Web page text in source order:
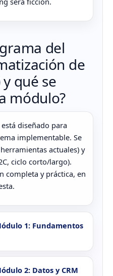
del
de
qué se
módulo?
diseñado para
implementable. Se
actuales) y
ciclo corto/largo).
completa y práctica, en
1: Fundamentos
2: Datos y CRM